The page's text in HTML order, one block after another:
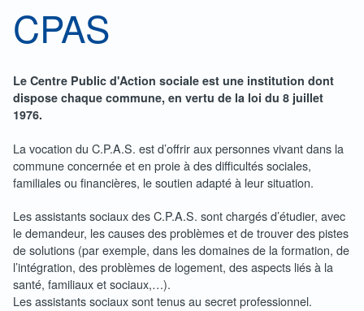
CPAS
Le Centre Public d'Action sociale est une institution dont
dispose chaque commune, en vertu de la loi du 8 juillet
1976.
La vocation du C.P.A.S. est d’offrir aux personnes vivant dans la
commune concernée et en proie à des difficultés sociales,
familiales ou financières, le soutien adapté à leur situation.
Les assistants sociaux des C.P.A.S. sont chargés d’étudier, avec
le demandeur, les causes des problèmes et de trouver des pistes
de solutions (par exemple, dans les domaines de la formation, de
l’intégration, des problèmes de logement, des aspects liés à la
santé, familiaux et sociaux,…).
Les assistants sociaux sont tenus au secret professionnel.